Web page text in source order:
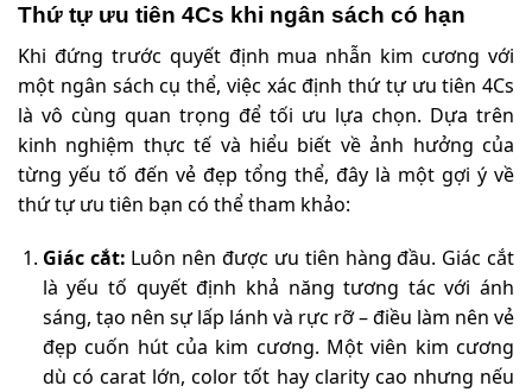
Thứ tự ưu tiên 4Cs khi ngân sách có hạn
Khi đứng trước quyết định mua nhẫn kim cương với
một ngân sách cụ thể, việc xác định thứ tự ưu tiên 4Cs
là vô cùng quan trọng để tối ưu lựa chọn. Dựa trên
kinh nghiệm thực tế và hiểu biết về ảnh hưởng của
từng yếu tố đến vẻ đẹp tổng thể, đây là một gợi ý về
thứ tự ưu tiên bạn có thể tham khảo:
Giác cắt: Luôn nên được ưu tiên hàng đầu. Giác cắt
là yếu tố quyết định khả năng tương tác với ánh
sáng, tạo nên sự lấp lánh và rực rỡ – điều làm nên vẻ
đẹp cuốn hút của kim cương. Một viên kim cương
dù có carat lớn, color tốt hay clarity cao nhưng nếu